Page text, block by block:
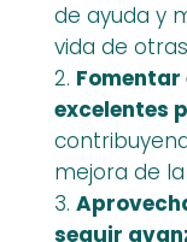
de ayuda y
vida de
Fomentar
excelentes
mejora de
seguir